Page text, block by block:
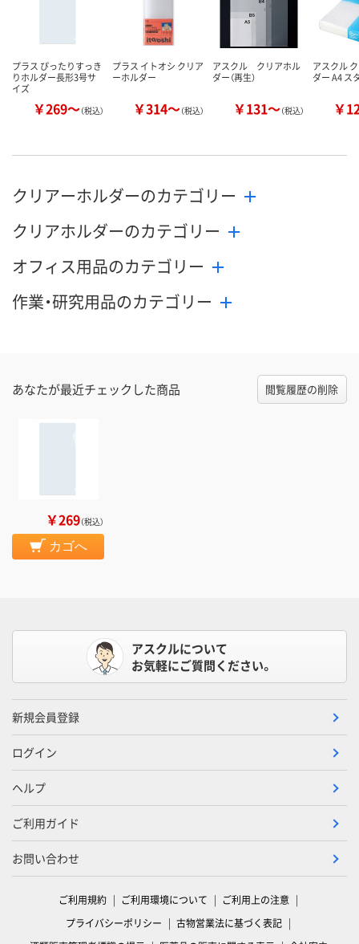
プラス ぴったりすっき
りホルダー長形3号サ
イズ
￥269～（税込）
プラス イトオシ クリア
ーホルダー
￥314～（税込）
アスクル クリアホル
ダー（再生）
￥131～（税込）
アスクル
ダー A4 ス
￥
クリアーホルダーのカテゴリー
クリアホルダーのカテゴリー
オフィス用品のカテゴリー
作業・研究用品のカテゴリー
あなたが最近チェックした商品 閲覧履歴の削除
￥269（税込）
カゴへ
アスクルについて
お気軽にご質問ください。
新規会員登録
ログイン
ヘルプ
ご利用ガイド
お問い合わせ
ご利用規約 ご利用環境について
ご利用上の注意
プライバシーポリシー
古物営業法に基づく表記